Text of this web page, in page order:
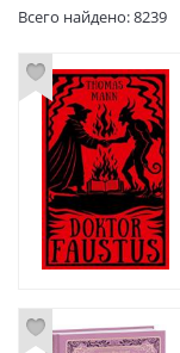
Всего найдено: 8239